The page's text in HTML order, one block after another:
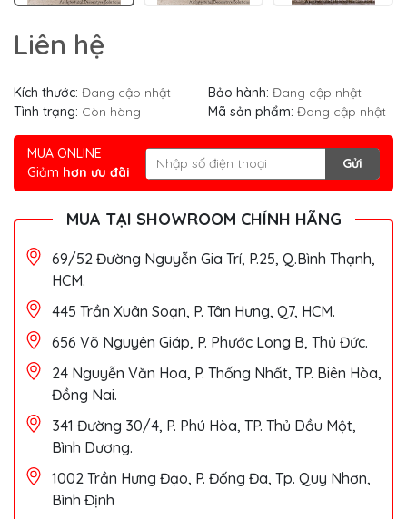
Liên hệ
Kích thước: Đang cập nhật Bảo hành: Đang cập nhật
Tình trạng: Còn hàng Mã sản phẩm: Đang cập nhật
MUA ONLINE
Giảm hơn ưu đãi
Gửi
MUA TẠI SHOWROOM CHÍNH HÃNG
69/52 Đường Nguyễn Gia Trí, P.25, Q.Bình Thạnh,
HCM.
445 Trần Xuân Soạn, P. Tân Hưng, Q7, HCM.
656 Võ Nguyên Giáp, P. Phước Long B, Thủ Đức.
24 Nguyễn Văn Hoa, P. Thống Nhất, TP. Biên Hòa,
Đồng Nai.
341 Đường 30/4, P. Phú Hòa, TP. Thủ Dầu Một,
Bình Dương.
1002 Trần Hưng Đạo, P. Đống Đa, Tp. Quy Nhơn,
Bình Định